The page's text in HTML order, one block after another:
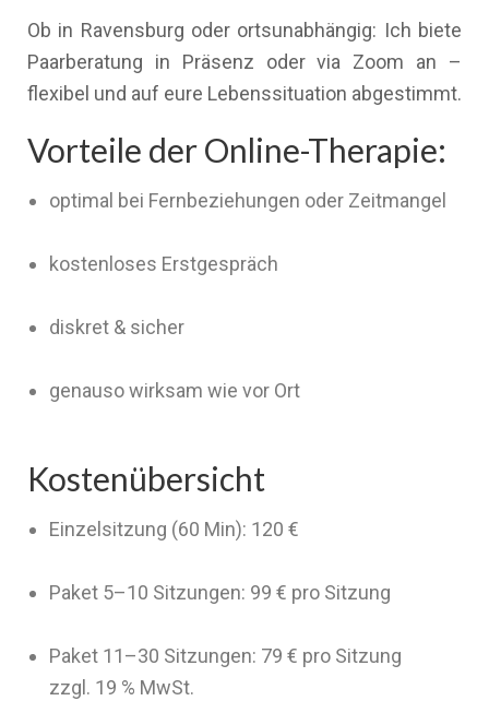
Ob in Ravensburg oder ortsunabhängig: Ich biete
Paarberatung in Präsenz oder via Zoom an –
flexibel und auf eure Lebenssituation abgestimmt.
Vorteile der Online-Therapie:
optimal bei Fernbeziehungen oder Zeitmangel
kostenloses Erstgespräch
diskret & sicher
genauso wirksam wie vor Ort
Kostenübersicht
Einzelsitzung (60 Min): 120 €
Paket 5–10 Sitzungen: 99 € pro Sitzung
Paket 11–30 Sitzungen: 79 € pro Sitzung
zzgl. 19 % MwSt.